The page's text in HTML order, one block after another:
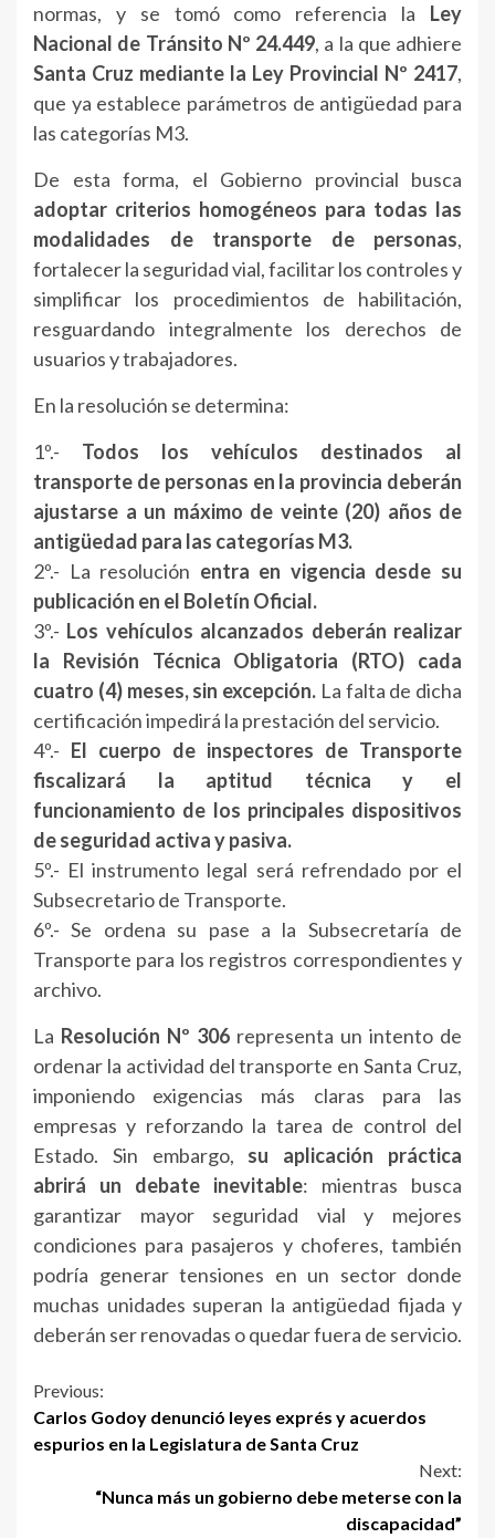
normas, y se tomó como referencia la Ley
Nacional de Tránsito Nº 24.449, a la que adhiere
Santa Cruz mediante la Ley Provincial Nº 2417,
que ya establece parámetros de antigüedad para
las categorías M3.
De esta forma, el Gobierno provincial busca
adoptar criterios homogéneos para todas las
modalidades de transporte de personas,
fortalecer la seguridad vial, facilitar los controles y
simplificar los procedimientos de habilitación,
resguardando integralmente los derechos de
usuarios y trabajadores.
En la resolución se determina:
1º.- Todos los vehículos destinados al
transporte de personas en la provincia deberán
ajustarse a un máximo de veinte (20) años de
antigüedad para las categorías M3.
2º.- La resolución entra en vigencia desde su
publicación en el Boletín Oficial.
3º.- Los vehículos alcanzados deberán realizar
la Revisión Técnica Obligatoria (RTO) cada
cuatro (4) meses, sin excepción. La falta de dicha
certificación impedirá la prestación del servicio.
4º.- El cuerpo de inspectores de Transporte
fiscalizará la aptitud técnica y el
funcionamiento de los principales dispositivos
de seguridad activa y pasiva.
5º.- El instrumento legal será refrendado por el
Subsecretario de Transporte.
6º.- Se ordena su pase a la Subsecretaría de
Transporte para los registros correspondientes y
archivo.
La Resolución Nº 306 representa un intento de
ordenar la actividad del transporte en Santa Cruz,
imponiendo exigencias más claras para las
empresas y reforzando la tarea de control del
Estado. Sin embargo, su aplicación práctica
abrirá un debate inevitable: mientras busca
garantizar mayor seguridad vial y mejores
condiciones para pasajeros y choferes, también
podría generar tensiones en un sector donde
muchas unidades superan la antigüedad fijada y
deberán ser renovadas o quedar fuera de servicio.
Continue
Reading
Previous:
Carlos Godoy denunció leyes exprés y acuerdos
espurios en la Legislatura de Santa Cruz
Next:
“Nunca más un gobierno debe meterse con la
discapacidad”